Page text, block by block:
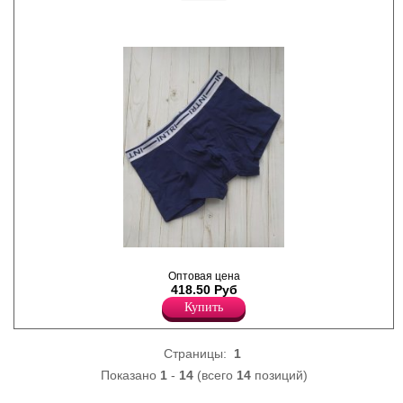
изгибы тела, пояс на
бедра, не ограничивает
движения и обеспечивает
комфорт в течении всего
дня. Подходят как для
ежедневного ношения, так и
для занятий спортом.
Рекомендуется бережная
стирка при температуре не
выше 40 градусов.
Лайкра 5%
Хлопок 95%
хлопка, однотонные,
удобная внешняя резинка с
фирменным логотипом.
Хлопок 92%
Эластан 8%
Оптовая цена
418.50 Руб
Купить
Страницы: 1
Показано 1- 14(всего 14позиций)